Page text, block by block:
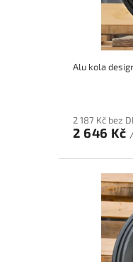
Alu kola
2 187 Kč bez
2 646 Kč